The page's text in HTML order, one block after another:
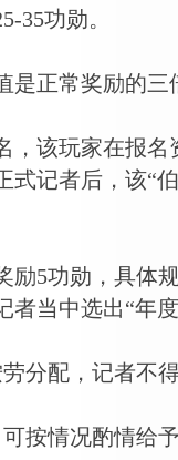
35功勋。
正常奖励的三
该玩家在报名
式记者后，该“
励5功勋，具体
当中选出“年
分配，记者不
按情况酌情给